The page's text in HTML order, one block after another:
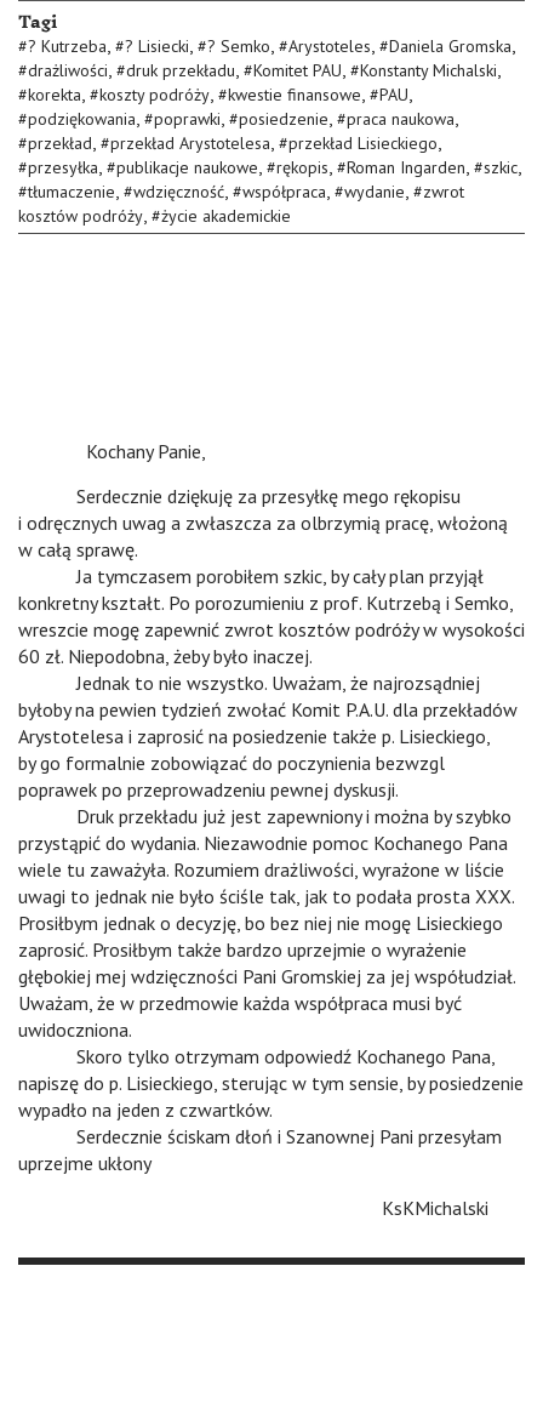
Tagi
#? Kutrzeba, #? Lisiecki, #? Semko, #Arystoteles, #Daniela Gromska,
#drażliwości, #druk przekładu, #Komitet PAU, #Konstanty Michalski,
#korekta, #koszty podróży, #kwestie finansowe, #PAU,
#podziękowania, #poprawki, #posiedzenie, #praca naukowa,
#przekład, #przekład Arystotelesa, #przekład Lisieckiego,
#przesyłka, #publikacje naukowe, #rękopis, #Roman Ingarden, #szkic,
#tłumaczenie, #wdzięczność, #współpraca, #wydanie, #zwrot
kosztów podróży, #życie akademickie
Kochany Panie,
Serdecznie dziękuję za przesyłkę mego rękopisu
i odręcznych uwag a zwłaszcza za olbrzymią pracę, włożoną
w całą sprawę.
Ja tymczasem porobiłem szkic, by cały plan przyjął
konkretny kształt. Po porozumieniu z prof. Kutrzebą i Semko,
wreszcie mogę zapewnić zwrot kosztów podróży w wysokości
60 zł. Niepodobna, żeby było inaczej.
Jednak to nie wszystko. Uważam, że najrozsądniej
byłoby na pewien tydzień zwołać Komit P.A.U. dla przekładów
Arystotelesa i zaprosić na posiedzenie także p. Lisieckiego,
by go formalnie zobowiązać do poczynienia bezwzgl
poprawek po przeprowadzeniu pewnej dyskusji.
Druk przekładu już jest zapewniony i można by szybko
przystąpić do wydania. Niezawodnie pomoc Kochanego Pana
wiele tu zaważyła. Rozumiem drażliwości, wyrażone w liście
uwagi to jednak nie było ściśle tak, jak to podała prosta XXX.
Prosiłbym jednak o decyzję, bo bez niej nie mogę Lisieckiego
zaprosić. Prosiłbym także bardzo uprzejmie o wyrażenie
głębokiej mej wdzięczności Pani Gromskiej za jej współudział.
Uważam, że w przedmowie każda współpraca musi być
uwidoczniona.
Skoro tylko otrzymam odpowiedź Kochanego Pana,
napiszę do p. Lisieckiego, sterując w tym sensie, by posiedzenie
wypadło na jeden z czwartków.
Serdecznie ściskam dłoń i Szanownej Pani przesyłam
uprzejme ukłony
KsKMichalski